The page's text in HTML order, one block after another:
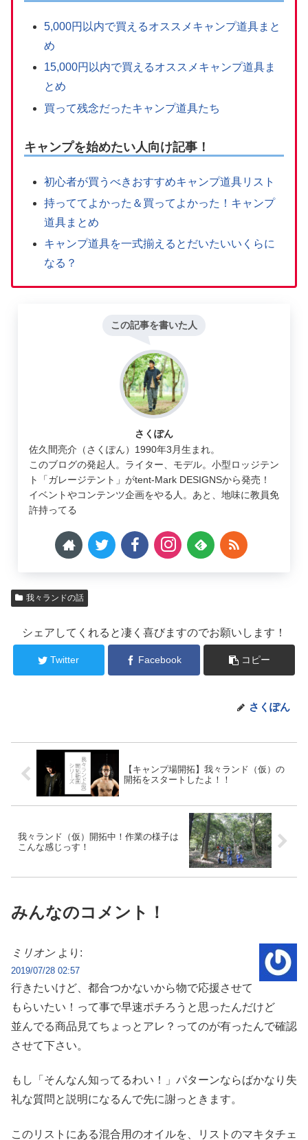
5,000円以内で買えるオススメキャンプ道具まと
め
15,000円以内で買えるオススメキャンプ道具ま
とめ
買って残念だったキャンプ道具たち
キャンプを始めたい人向け記事！
初心者が買うべきおすすめキャンプ道具リスト
持っててよかった＆買ってよかった！キャンプ
道具まとめ
キャンプ道具を一式揃えるとだいたいいくらに
なる？
この記事を書いた人
さくぽん
佐久間亮介（さくぽん）1990年3月生まれ。
このブログの発起人。ライター、モデル。小型ロッジテン
ト「ガレージテント」がtent-Mark DESIGNSから発売！
イベントやコンテンツ企画をやる人。あと、地味に教員免
許持ってる
我々ランドの話
シェアしてくれると凄く喜びますのでお願いします！
Twitter Facebook コピー
さくぽん
【キャンプ場開拓】我々ランド（仮）の
開拓をスタートしたよ！！
我々ランド（仮）開拓中！作業の様子は
こんな感じっす！
みんなのコメント！
ミリオン より:
2019/07/28 02:57
行きたいけど、都合つかないから物で応援させて
もらいたい！って事で早速ポチろうと思ったんだけど
並んでる商品見てちょっとアレ？ってのが有ったんで確認
させて下さい。
もし「そんなん知ってるわい！」パターンならばかなり失
礼な質問と説明になるんで先に謝っときます。
このリストにある混合用のオイルを、リストのマキタチェ